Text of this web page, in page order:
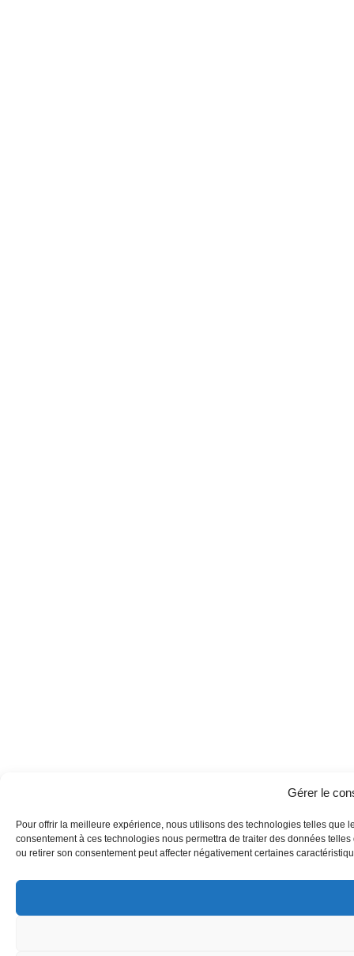
Gérer le
Pour offrir la meilleure expérience, nous utilisons des technologies telles
consentement à ces technologies nous permettra de traiter des données
ou retirer son consentement peut affecter négativement certaines